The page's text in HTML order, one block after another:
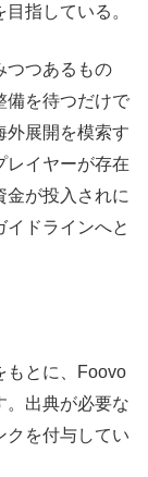
指している。
つつあるもの
備を待つだけで
外展開を模索す
レイヤーが存在
金が投入されに
イドラインへと
もとに、Foovo
。出典が必要な
クを付与してい